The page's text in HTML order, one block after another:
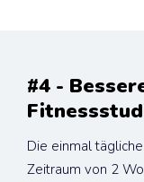
#4 -
Die einmal
Zeitraum von 2